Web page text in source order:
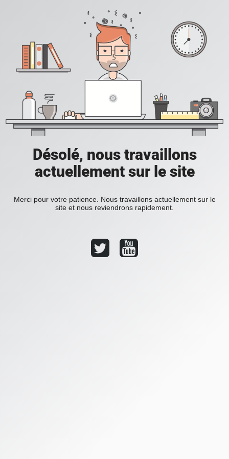
Désolé, nous travaillons
actuellement sur le site
Merci pour votre patience. Nous travaillons actuellement sur le
site et nous reviendrons rapidement.